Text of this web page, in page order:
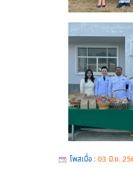
โพสเมื่อ : 03 มิ.ย.